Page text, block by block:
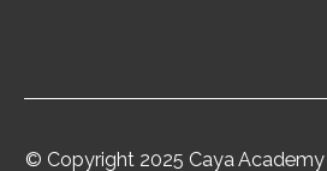
© Copyright 2025 Caya